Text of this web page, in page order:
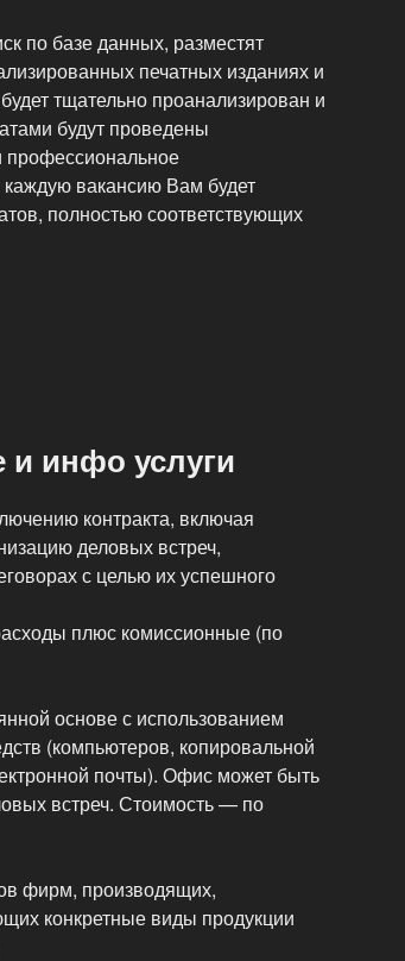
по базе данных, разместят
печатных изданиях и
тщательно проанализирован и
будут проведены
профессиональное
вакансию Вам будет
полностью соответствующих
и инфо услуги
контракта, включая
деловых встреч,
с целью их успешного
плюс комиссионные (по
основе с использованием
(компьютеров, копировальной
почты). Офис может быть
встреч. Стоимость — по
фирм, производящих,
конкретные виды продукции